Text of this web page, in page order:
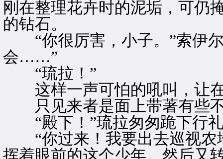
刚在整理花卉时的泥垢，可仍
的钻石。
“你很厉害，小子。”索伊尔
会……”
“琉拉！”
这样一声可怕的吼叫，让在
只见来者是面上带著有些
“殿下！”琉拉匆匆跪下行
“你过来！我要出去巡视农
挥着眼前的这个少年。然后又